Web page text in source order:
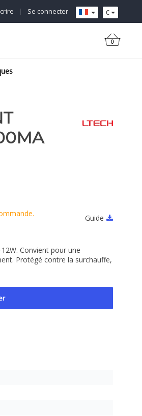
€
Se connecter
|
0
Guide
Convient pour une
Protégé contre la surchauffe,